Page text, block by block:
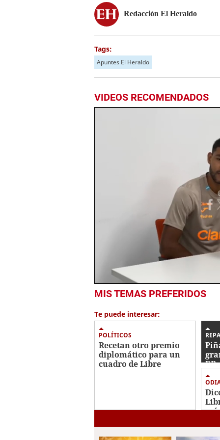
Redacción El Heraldo
Tags:
Apuntes El Heraldo
VIDEOS RECOMENDADOS
seconds
6
minutes,
38
secondsVolume
0%
MIS TEMAS PREFERIDOS
Te puede interesar:
POLÍTICOS
Recetan otro premio
diplomático para un
cuadro de Libre
RR